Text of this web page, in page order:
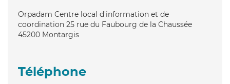
Orpadam Centre local d'information et de
coordination 25 rue du Faubourg de la Chaussée
45200 Montargis
Téléphone